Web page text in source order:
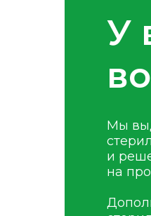
У
Мы
и
на